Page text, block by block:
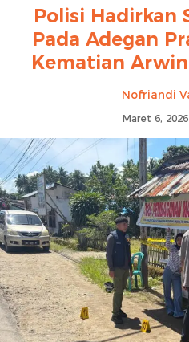
Polisi Hadirkan
Pada Adegan
Kematian
Nofriandi
Maret 6,